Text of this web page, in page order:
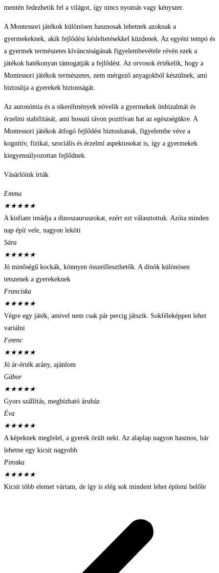
mentén fedezhetik fel a világot, így nincs nyomás vagy kényszer.
A Montessori játékok különösen hasznosak lehetnek azoknak a
gyermekeknek, akik fejlődési késleltetésekkel küzdenek. Az egyéni tempó és
a gyermek természetes kíváncsiságának figyelembevétele révén ezek a
játékok hatékonyan támogatják a fejlődést. Az orvosok értékelik, hogy a
Montessori játékok természetes, nem mérgező anyagokból készülnek, ami
biztosítja a gyerekek biztonságát.
Az autonómia és a sikerélmények növelik a gyermekek önbizalmát és
érzelmi stabilitását, ami hosszú távon pozitívan hat az egészségükre. A
Montessori játékok átfogó fejlődést biztosítanak, figyelembe véve a
kognitív, fizikai, szociális és érzelmi aspektusokat is, így a gyermekek
kiegyensúlyozottan fejlődnek.
Vásárlóink írták
Emma
★★★★★
A kisfiam imádja a dinoszauruszokat, ezért ezt választottuk. Azóta minden
nap épít vele, nagyon leköti
Sára
★★★★★
Jó minőségű kockák, könnyen összeilleszthetők. A dínók különösen
tetszenek a gyerekeknek
Franciska
★★★★★
Végre egy játék, amivel nem csak pár percig játszik. Sokféleképpen lehet
variálni
Ferenc
★★★★★
Jó ár-érték arány, ajánlom
Gábor
★★★★★
Gyors szállítás, megbízható áruház
Éva
★★★★★
A képeknek megfelel, a gyerek örült neki. Az alaplap nagyon hasznos, bár
lehetne egy kicsit nagyobb
Piroska
★★★★★
Kicsit több elemet vártam, de így is elég sok mindent lehet építeni belőle